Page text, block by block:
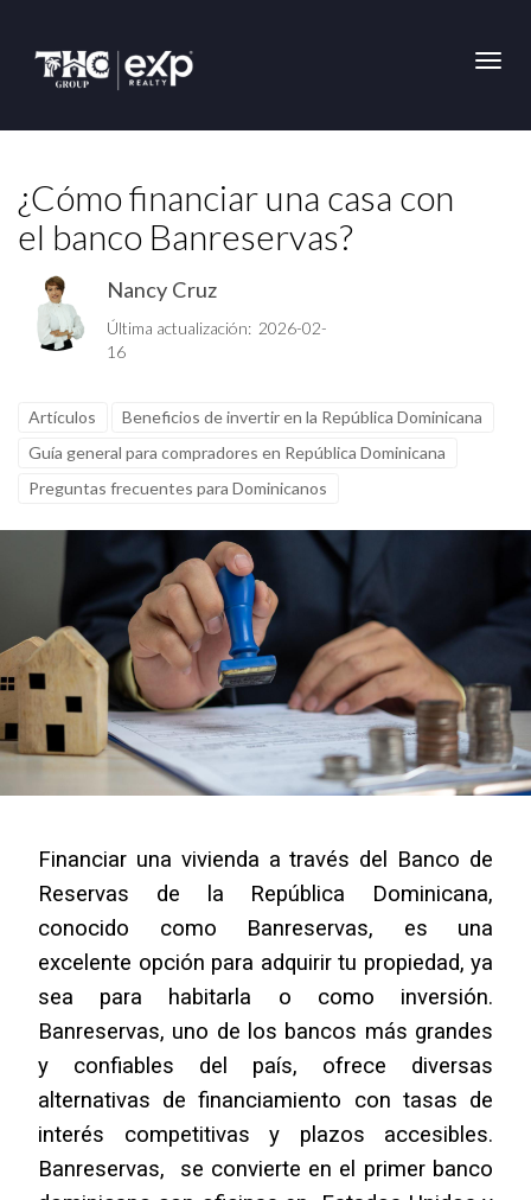
¿Cómo financiar una casa con
el banco Banreservas?
Nancy Cruz
Última actualización: 2026-02-
16
Artículos
Beneficios de invertir en la República Dominicana
Guía general para compradores en República Dominicana
Preguntas frecuentes para Dominicanos
Financiar una vivienda a través del Banco de
Reservas de la República Dominicana,
conocido como Banreservas, es una
excelente opción para adquirir tu propiedad, ya
sea para habitarla o como inversión.
Banreservas, uno de los bancos más grandes
y confiables del país, ofrece diversas
alternativas de financiamiento con tasas de
Banreservas,  se convierte en el primer banco